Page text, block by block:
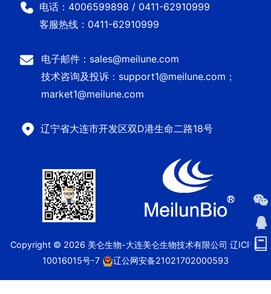
电话：4006599898 / 0411-62910999
客服热线：0411-62910999
电子邮件：sales@meilune.com
技术咨询及投诉：support1@meilune.com；
market1@meilune.com
辽宁省大连市开发区双D港生命二路18号
Copyright © 2026 美仑生物-大连美仑生物技术有限公司 辽ICP备
10016015号-7
辽公网安备21021702000593